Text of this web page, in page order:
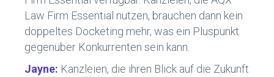
Law Firm Essential nutzen, brauchen dann kein
doppeltes Docketing mehr, was ein Pluspunkt
gegenüber Konkurrenten sein kann.
Jayne: Kanzleien, die ihren Blick auf die Zukunft